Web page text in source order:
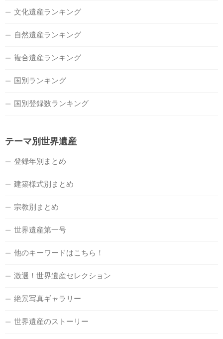
文化遺産ランキング
自然遺産ランキング
複合遺産ランキング
国別ランキング
国別登録数ランキング
テーマ別世界遺産
登録年別まとめ
建築様式別まとめ
宗教別まとめ
世界遺産第一号
他のキーワードはこちら！
激選！世界遺産セレクション
絶景写真ギャラリー
世界遺産のストーリー